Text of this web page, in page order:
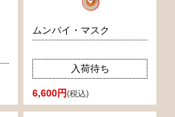
ムンバイ・マスク
入荷待ち
6,600円(税込)